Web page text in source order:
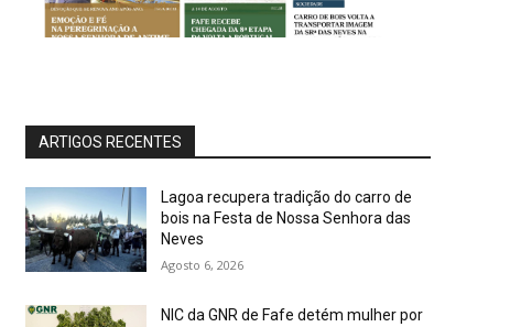
ARTIGOS RECENTES
Lagoa recupera tradição do carro de
bois na Festa de Nossa Senhora das
Neves
Agosto 6, 2026
NIC da GNR de Fafe detém mulher por